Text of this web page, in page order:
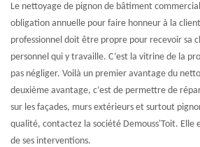
Le nettoyage de pignon de bâtiment
obligation annuelle pour faire honneur à la
professionnel doit être propre pour recevoir sa
personnel qui y travaille. C’est la vitrine de la
pas négliger. Voilà un premier avantage du
deuxième avantage, c’est de permettre de
sur les façades, murs extérieurs et surtout
qualité, contactez la société Demouss'Toit. Elle
de ses interventions.